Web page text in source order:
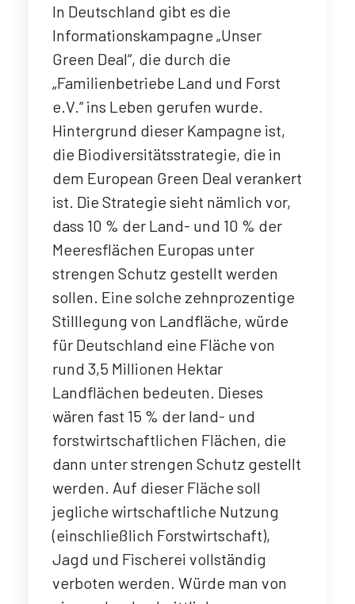
In Deutschland gibt es die
Informationskampagne „Unser
Green Deal“, die durch die
„Familienbetriebe Land und Forst
e.V.“ ins Leben gerufen wurde.
Hintergrund dieser Kampagne ist,
die Biodiversitätsstrategie, die in
dem European Green Deal verankert
ist. Die Strategie sieht nämlich vor,
dass 10 % der Land- und 10 % der
Meeresflächen Europas unter
strengen Schutz gestellt werden
sollen. Eine solche zehnprozentige
Stilllegung von Landfläche, würde
für Deutschland eine Fläche von
rund 3,5 Millionen Hektar
Landflächen bedeuten. Dieses
wären fast 15 % der land- und
forstwirtschaftlichen Flächen, die
dann unter strengen Schutz gestellt
werden. Auf dieser Fläche soll
jegliche wirtschaftliche Nutzung
(einschließlich Forstwirtschaft),
Jagd und Fischerei vollständig
verboten werden. Würde man von